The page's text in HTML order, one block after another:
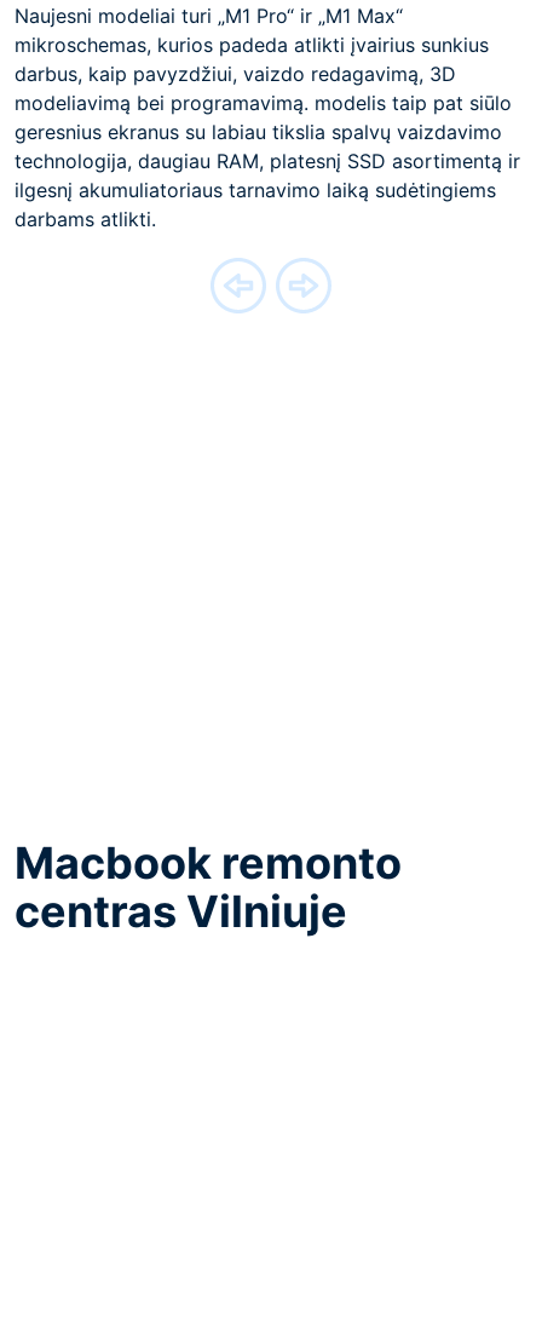
Naujesni modeliai turi „M1 Pro“ ir „M1 Max“
mikroschemas, kurios padeda atlikti įvairius sunkius
darbus, kaip pavyzdžiui, vaizdo redagavimą, 3D
modeliavimą bei programavimą. modelis taip pat siūlo
geresnius ekranus su labiau tikslia spalvų vaizdavimo
technologija, daugiau RAM, platesnį SSD asortimentą ir
ilgesnį akumuliatoriaus tarnavimo laiką sudėtingiems
darbams atlikti.
Macbook remonto
centras Vilniuje